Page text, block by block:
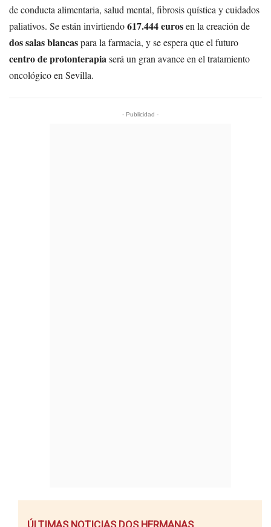
de conducta alimentaria, salud mental, fibrosis quística y cuidados
paliativos. Se están invirtiendo617.444 eurosen la creación de
dos salas blancaspara la farmacia, y se espera que el futuro
centro de protonterapiaserá un gran avance en el tratamiento
oncológico en Sevilla.
- Publicidad -
ÚLTIMAS NOTICIAS DOS HERMANAS